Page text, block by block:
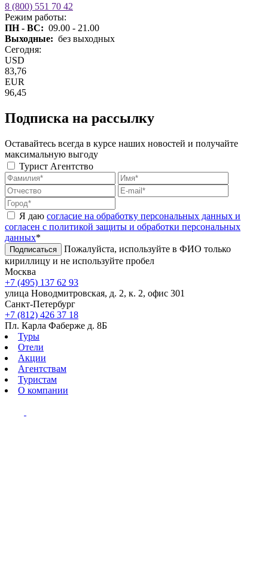
8 (800) 551 70 42
Режим работы:
ПН - ВС: 09.00 - 21.00
Выходные: без выходных
Сегодня:
USD
83,76
EUR
96,45
Подписка на рассылку
Оставайтесь всегда в курсе наших новостей и получайте
максимальную выгоду
Турист Агентство
Я даю согласие на обработку персональных данных и
согласен с политикой защиты и обработки персональных
данных*
Подписаться
Пожалуйста, используйте в ФИО только
кириллицу и не используйте пробел
Москва
+7 (495) 137 62 93
улица Новодмитровская, д. 2, к. 2, офис 301
Санкт-Петербург
+7 (812) 426 37 18
Пл. Карла Фаберже д. 8Б
Туры
Отели
Акции
Агентствам
Туристам
О компании